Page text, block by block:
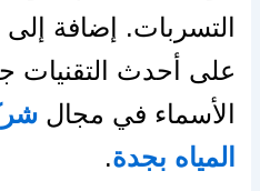
التسربات. إضافة
على أحدث التقنيات
الأسماء في مجال
المياه بجدة.